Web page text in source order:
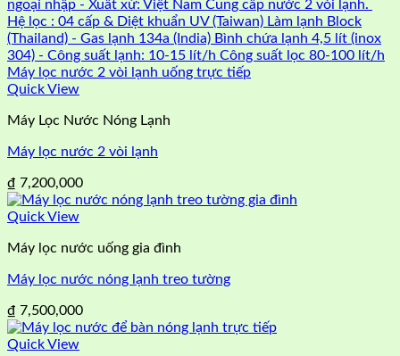
Quick View
Máy Lọc Nước Nóng Lạnh
Máy lọc nước 2 vòi lạnh
₫ 7,200,000
Quick View
Máy lọc nước uống gia đình
Máy lọc nước nóng lạnh treo tường
₫ 7,500,000
Quick View